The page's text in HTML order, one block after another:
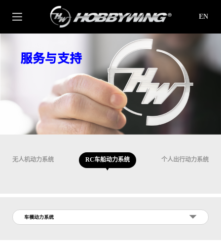
EN
服务与支持
无人机动力系统 RC车船动力系统 个人出行动力系统
车模动力系统